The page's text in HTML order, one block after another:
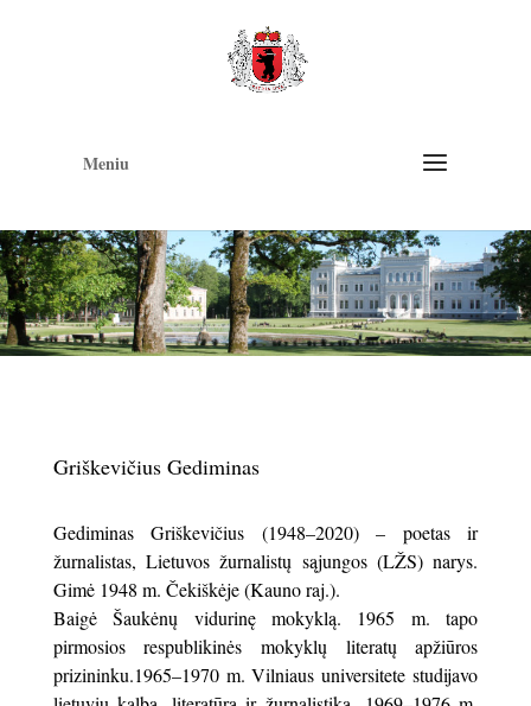
Meniu
Griškevičius Gediminas
Gediminas Griškevičius (1948–2020) – poetas ir
žurnalistas, Lietuvos žurnalistų sąjungos (LŽS) narys.
Gimė 1948 m. Čekiškėje (Kauno raj.).
Baigė Šaukėnų vidurinę mokyklą. 1965 m. tapo
pirmosios respublikinės mokyklų literatų apžiūros
prizininku.1965–1970 m. Vilniaus universitete studijavo